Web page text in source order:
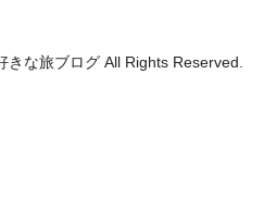
な旅ブログ All Rights Reserved.